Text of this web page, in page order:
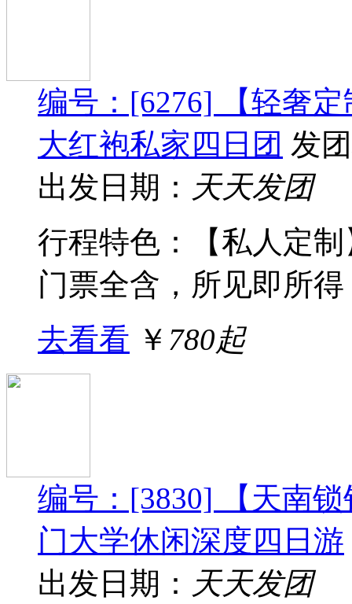
编号：[6276] 【轻奢
大红袍私家四日团 发
出发日期： 天天发团
行程特色：【私人定
门票全含，所见即所得
去看看 ￥ 780起
编号：[3830] 【天南
门大学休闲深度四日游
出发日期： 天天发团